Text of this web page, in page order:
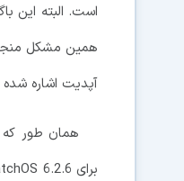
است. البته این
همین مشکل
آپدیت اشاره شده